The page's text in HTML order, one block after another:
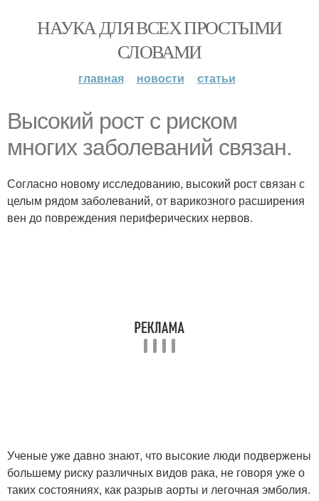
НАУКА ДЛЯ ВСЕХ ПРОСТЫМИ
СЛОВАМИ
главная новости статьи
Высокий рост с риском
многих заболеваний связан.
Согласно новому исследованию, высокий рост связан с
целым рядом заболеваний, от варикозного расширения
вен до повреждения периферических нервов.
Ученые уже давно знают, что высокие люди подвержены
большему риску различных видов рака, не говоря уже о
таких состояниях, как разрыв аорты и легочная эмболия.